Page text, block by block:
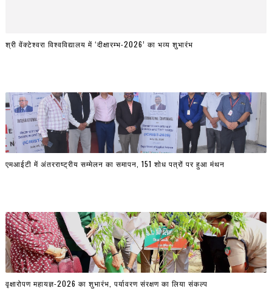
श्री वेंक्टेश्वरा विश्वविद्यालय में ‘दीक्षारम्भ-2026’ का भव्य शुभारंभ
एमआईटी में अंतरराष्ट्रीय सम्मेलन का समापन, 151 शोध पत्रों पर हुआ मंथन
वृक्षारोपण महायज्ञ-2026 का शुभारंभ, पर्यावरण संरक्षण का लिया संकल्प